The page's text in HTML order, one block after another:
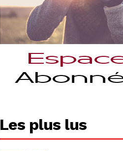
Les plus lus